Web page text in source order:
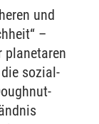
und
–
planetaren
sozial-